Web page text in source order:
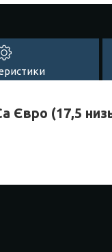
Євро (17,5